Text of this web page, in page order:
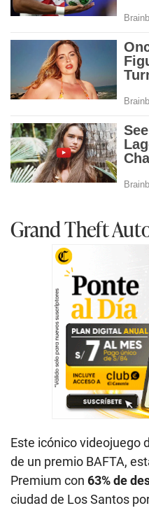
Grand Theft
Este icónico videojuego
de un premio BAFTA,
Premium con 63% de
ciudad de Los Santos